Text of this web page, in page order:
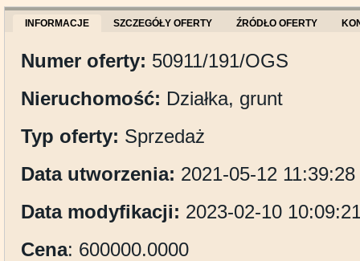
INFORMACJE SZCZEGÓŁY OFERTY ŹRÓDŁO OFERTY
Numer oferty: 50911/191/OGS
Nieruchomość: Działka, grunt
Typ oferty: Sprzedaż
Data utworzenia: 2021-05-12 11:39:28
Data modyfikacji: 2023-02-10
Cena: 600000.0000